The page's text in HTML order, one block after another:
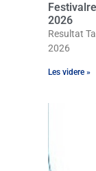
2026
Resultat
2026
Les videre »